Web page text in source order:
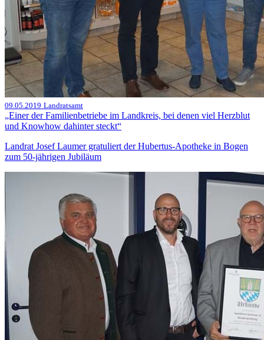
09.05.2019 Landratsamt
„Einer der Familienbetriebe im Landkreis, bei denen viel Herzblut
und Knowhow dahinter steckt“
Landrat Josef Laumer gratuliert der Hubertus-Apotheke in Bogen
zum 50-jährigen Jubiläum